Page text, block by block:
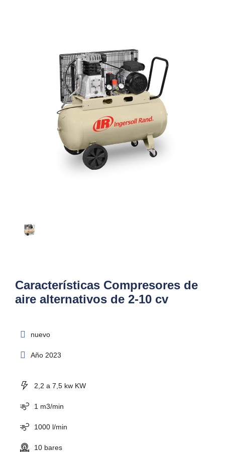
Características Compresores de
aire alternativos de 2-10 cv
nuevo
Año 2023
2,2 a 7,5 kw KW
1 m3/min
1000 l/min
10 bares